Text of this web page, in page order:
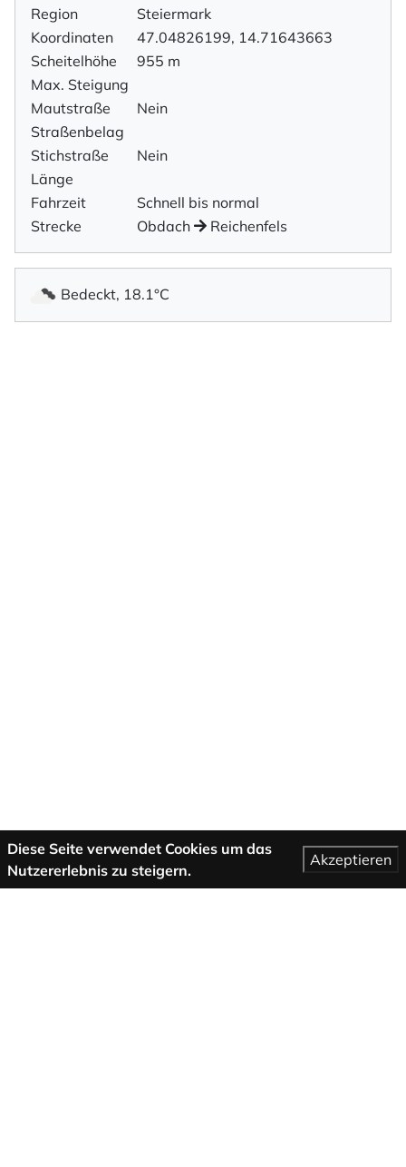
Region
Steiermark
Koordinaten
47.04826199, 14.71643663
Scheitelhöhe
955 m
Max. Steigung
Mautstraße
Nein
Straßenbelag
Stichstraße
Nein
Länge
Fahrzeit
Schnell bis normal
Strecke
Obdach Reichenfels
Bedeckt, 18.1°C
Diese Seite verwendet Cookies um das
Nutzererlebnis zu steigern.
Akzeptieren